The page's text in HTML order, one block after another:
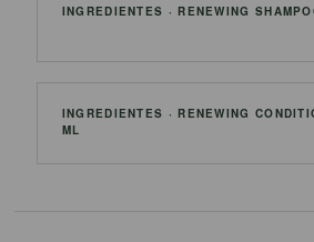
INGREDIENTES · RENEWING
INGREDIENTES · RENEWING
ML